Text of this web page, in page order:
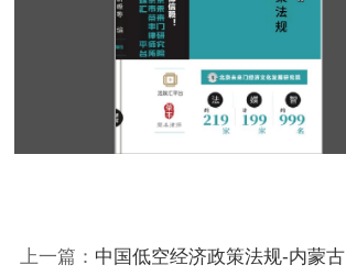
上一篇： 中国低空经济政策法规-内蒙古